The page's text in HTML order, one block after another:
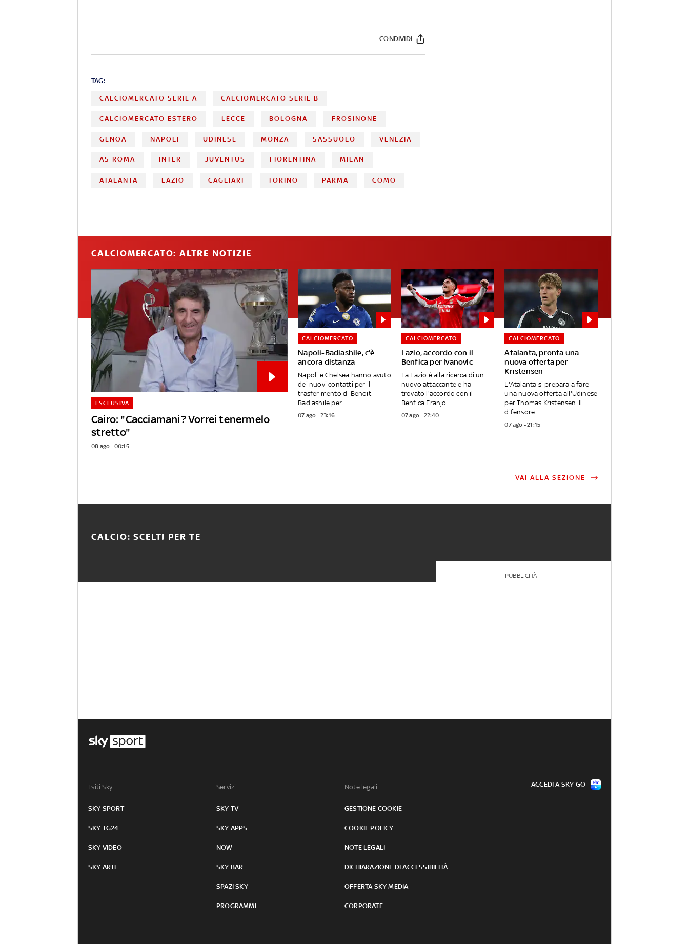
CONDIVIDI
TAG:
CALCIOMERCATO SERIE A CALCIOMERCATO SERIE B
CALCIOMERCATO ESTERO LECCE BOLOGNA FROSINONE
GENOA NAPOLI UDINESE MONZA SASSUOLO VENEZIA
AS ROMA INTER JUVENTUS FIORENTINA MILAN
ATALANTA LAZIO CAGLIARI TORINO PARMA COMO
CALCIOMERCATO: ALTRE NOTIZIE
Cairo: "Cacciamani? Vorrei tenermelo
stretto"
ESCLUSIVA
08 ago - 00:15
Napoli-Badiashile, c'è
ancora distanza
CALCIOMERCATO
Napoli e Chelsea hanno avuto
dei nuovi contatti per il
trasferimento di Benoit
Badiashile per...
07 ago - 23:16
Lazio, accordo con il
Benfica per Ivanovic
CALCIOMERCATO
La Lazio è alla ricerca di un
nuovo attaccante e ha
trovato l'accordo con il
Benfica Franjo...
07 ago - 22:40
Atalanta, pronta una
nuova offerta per
Kristensen
CALCIOMERCATO
L'Atalanta si prepara a fare
una nuova offerta all'Udinese
per Thomas Kristensen. Il
difensore...
07 ago - 21:15
VAI ALLA SEZIONE
CALCIO: SCELTI PER TE
PUBBLICITÀ
I siti Sky:
SKY SPORT
SKY TG24
SKY VIDEO
SKY ARTE
Servizi:
SKY TV
SKY APPS
NOW
SKY BAR
SPAZI SKY
PROGRAMMI
Note legali:
GESTIONE COOKIE
COOKIE POLICY
NOTE LEGALI
DICHIARAZIONE DI ACCESSIBILITÀ
OFFERTA SKY MEDIA
CORPORATE
ACCEDI A SKY GO